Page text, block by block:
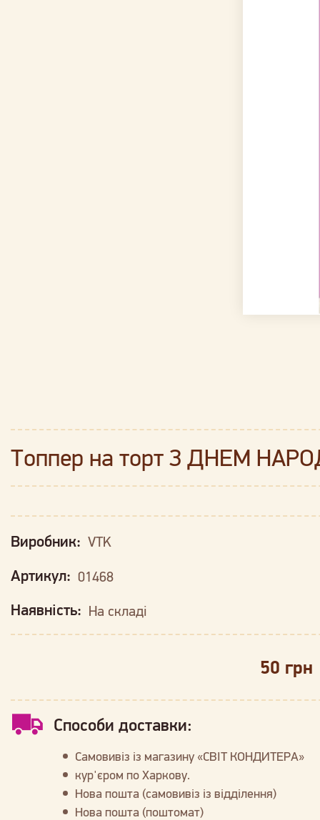
Топпер на торт З ДНЕМ
Виробник: VTK
Артикул: 01468
Наявність: На складі
50 грн
Способи доставки:
Самовивіз із магазину «СВІТ КОНДИТЕРА»
кур'єром по Харкову.
Нова пошта (самовивіз із відділення)
Нова пошта (поштомат)